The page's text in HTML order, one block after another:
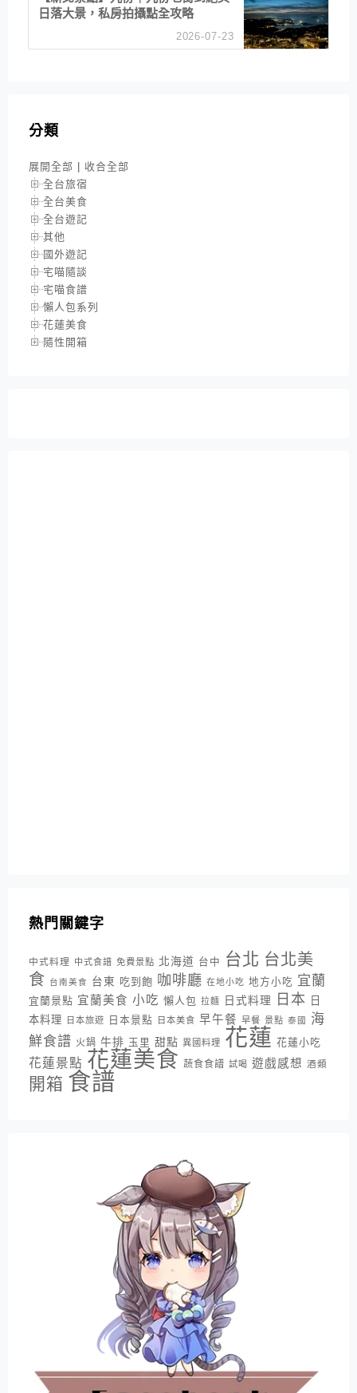
日落大景，私房拍攝點全攻略
2026-07-23
分類
展開全部 | 收合全部
全台旅宿
全台美食
全台遊記
其他
國外遊記
宅喵隨談
宅喵食譜
懶人包系列
花蓮美食
隨性開箱
熱門關鍵字
中式料理 中式食譜 免費景點 北海道 台中 台北 台北美
食 台南美食 台東 吃到飽 咖啡廳 在地小吃 地方小吃 宜蘭
宜蘭景點 宜蘭美食 小吃 懶人包 拉麵 日式料理 日本 日
本料理
日本旅遊 日本景點 日本美食 早午餐 早餐 景點 泰國
海
鮮食譜 火鍋 牛排 玉里 甜點 異國料理 花蓮 花蓮小吃
花蓮景點 花蓮美食 蔬食食譜 試喝 遊戲感想 酒類
開箱 食譜